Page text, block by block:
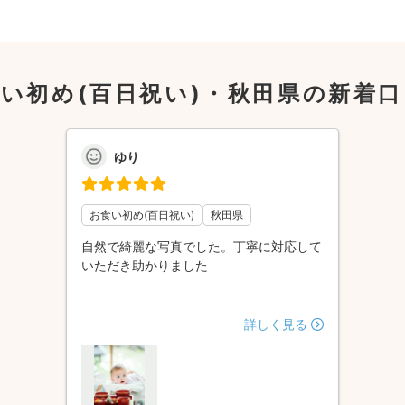
初め(百日祝い)・秋田県の新着
ゆり
お食い初め(百日祝い) 秋田県
自然で綺麗な写真でした。丁寧に対応して
いただき助かりました
詳しく見る